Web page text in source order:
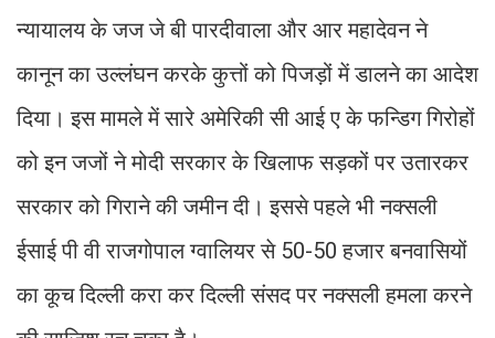
न्यायालय के जज जे बी पारदीवाला और आर महादेवन ने
कानून का उल्लंघन करके कुत्तों को पिजड़ों में डालने का आदेश
दिया। इस मामले में सारे अमेरिकी सी आई ए के फन्डिग गिरोहों
को इन जजों ने मोदी सरकार के खिलाफ सड़कों पर उतारकर
सरकार को गिराने की जमीन दी। इससे पहले भी नक्सली
ईसाई पी वी राजगोपाल ग्वालियर से 50-50 हजार बनवासियों
का कूच दिल्ली करा कर दिल्ली संसद पर नक्सली हमला करने